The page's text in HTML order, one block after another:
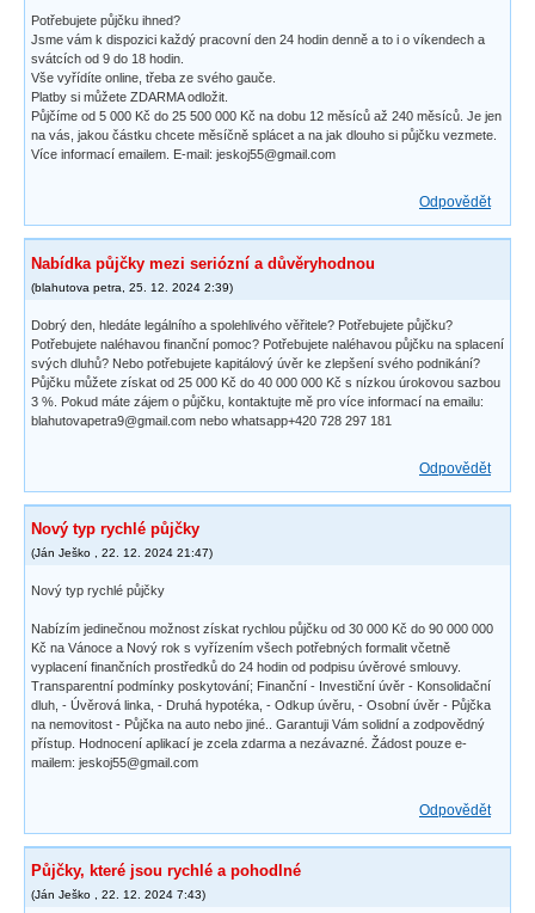
Potřebujete půjčku ihned?
Jsme vám k dispozici každý pracovní den 24 hodin denně a to i o víkendech a
svátcích od 9 do 18 hodin.
Vše vyřídíte online, třeba ze svého gauče.
Platby si můžete ZDARMA odložit.
Půjčíme od 5 000 Kč do 25 500 000 Kč na dobu 12 měsíců až 240 měsíců. Je jen
na vás, jakou částku chcete měsíčně splácet a na jak dlouho si půjčku vezmete.
Více informací emailem. E-mail: jeskoj55@gmail.com
Odpovědět
Nabídka půjčky mezi seriózní a důvěryhodnou
(blahutova petra 25. 12. 2024 2:39)
Dobrý den, hledáte legálního a spolehlivého věřitele? Potřebujete půjčku?
Potřebujete naléhavou finanční pomoc? Potřebujete naléhavou půjčku na splacení
svých dluhů? Nebo potřebujete kapitálový úvěr ke zlepšení svého podnikání?
Půjčku můžete získat od 25 000 Kč do 40 000 000 Kč s nízkou úrokovou sazbou
3 %. Pokud máte zájem o půjčku, kontaktujte mě pro více informací na emailu:
blahutovapetra9@gmail.com nebo whatsapp+420 728 297 181
Odpovědět
Nový typ rychlé půjčky
(Ján Ješko 22. 12. 2024 21:47)
Nový typ rychlé půjčky
Nabízím jedinečnou možnost získat rychlou půjčku od 30 000 Kč do 90 000 000
Kč na Vánoce a Nový rok s vyřízením všech potřebných formalit včetně
vyplacení finančních prostředků do 24 hodin od podpisu úvěrové smlouvy.
Transparentní podmínky poskytování; Finanční - Investiční úvěr - Konsolidační
dluh, - Úvěrová linka, - Druhá hypotéka, - Odkup úvěru, - Osobní úvěr - Půjčka
na nemovitost - Půjčka na auto nebo jiné.. Garantuji Vám solidní a zodpovědný
přístup. Hodnocení aplikací je zcela zdarma a nezávazné. Žádost pouze e-
mailem: jeskoj55@gmail.com
Odpovědět
Půjčky, které jsou rychlé a pohodlné
(Ján Ješko 22. 12. 2024 7:43)